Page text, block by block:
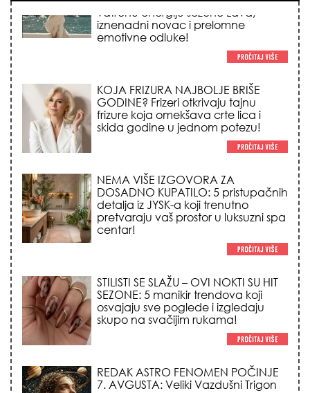
KOJA FRIZURA NAJBOLJE BRIŠE
GODINE? Frizeri otkrivaju tajnu
frizure koja omekšava crte lica i
NEMA VIŠE IZGOVORA ZA
DOSADNO KUPATILO: 5 pristupačnih
detalja iz JYSK-a koji trenutno
STILISTI SE SLAŽU – OVI NOKTI SU HIT
SEZONE: 5 manikir trendova koji
osvajaju sve poglede i izgledaju
REDAK ASTRO FENOMEN POČINJE
7. AVGUSTA: Veliki Vazdušni Trigon
otvara kapiju sreće i menja sudbinu